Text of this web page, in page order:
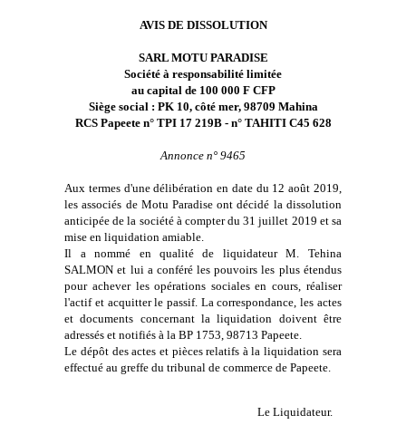
AVIS DE DISSOLUTION
SARL MOTU PARADISE
Société à responsabilité limitée
au capital de 100 000 F CFP
Siège social : PK 10, côté mer, 98709 Mahina
RCS Papeete n° TPI 17 219B - n° TAHITI C45 628
Annonce n° 9465
Aux termes d'une délibération en date du 12 août 2019,
les associés de Motu Paradise ont décidé la dissolution
anticipée de la société à compter du 31 juillet 2019 et sa
mise en liquidation amiable.
Il a nommé en qualité de liquidateur M. Tehina
SALMON et lui a conféré les pouvoirs les plus étendus
pour achever les opérations sociales en cours, réaliser
l'actif et acquitter le passif. La correspondance, les actes
et documents concernant la liquidation doivent être
adressés et notifiés à la BP 1753, 98713 Papeete.
Le dépôt des actes et pièces relatifs à la liquidation sera
effectué au greffe du tribunal de commerce de Papeete.
Le Liquidateur.